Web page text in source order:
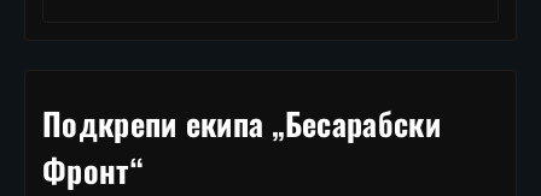
Подкрепи екипа „Бесарабски
Фронт“